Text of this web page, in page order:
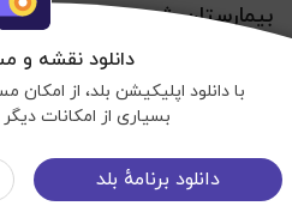
دانلود نقشه و
با دانلود اپلیکیشن بلد، از
بسیاری از امکانات
دانلود برنامهٔ بلد
بیمارستان شهید صدوقی
(65 نفر)
بیمارستان
یزد،قندی،بلوار دفاع مقدس،بلوار ابن سینا
بیمارستان شهدای کارگر